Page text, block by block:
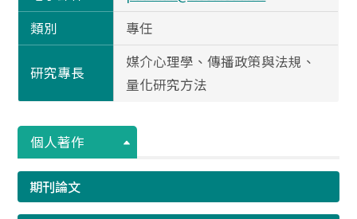
類別
專任
研究專長
媒介心理學、傳播政策與法規、
量化研究方法
個人著作
期刊論文